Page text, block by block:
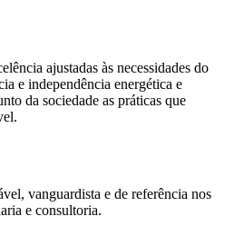
ajustadas às necessidades do
e independência energética e
da sociedade as práticas que
vanguardista e de referência nos
e consultoria.